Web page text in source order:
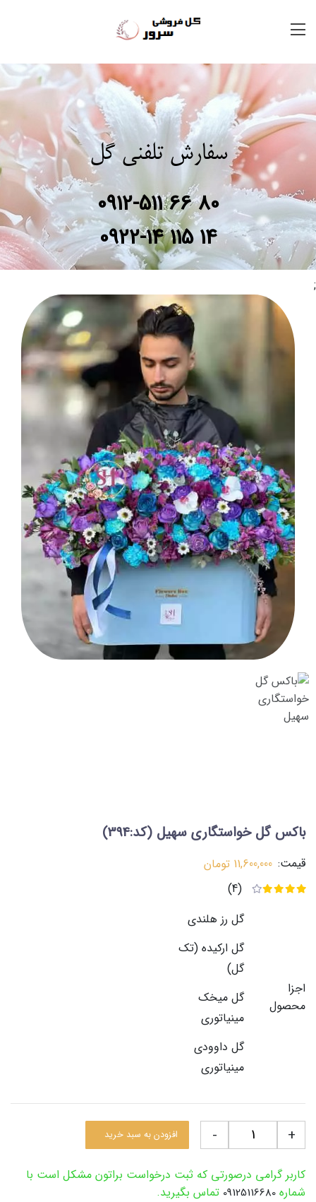
سفارش تلفنی گل
0912-511 66 80
0922-14 115 14
;
باکس گل خواستگاری سهیل (کد:394)
قیمت: 11,600,000 تومان
(4)
اجزا
محصول
گل رز هلندی
گل ارکیده (تک
گل)
گل میخک
مینیاتوری
گل داوودی
مینیاتوری
+
- افزودن به سبد خرید
کاربر گرامی درصورتی که ثبت درخواست براتون مشکل است با
شماره 09125116680 تماس بگیرید.